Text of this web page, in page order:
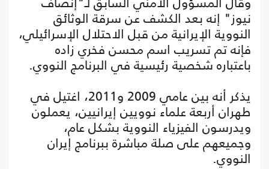
نيوز" إنه بعد الكشف عن سرقة الوثائق
النووية الإيرانية من قبل الاحتلال الإسرائيلي،
فإنه تم تسريب اسم محسن فخري زاده
باعتباره شخصية رئيسية في البرنامج النووي.
يذكر أنه بين عامي 2009 و2011، اغتيل في
طهران أربعة علماء نوويين إيرانيين، يعملون
ويدرسون الفيزياء النووية بشكل عام،
وجميعهم على صلة مباشرة ببرنامج إيران
النووي.